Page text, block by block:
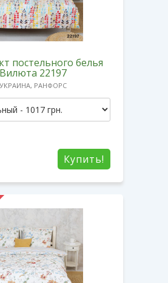
постельного белья
Вилюта 22197
УКРАИНА, РАНФОРС
Купить!